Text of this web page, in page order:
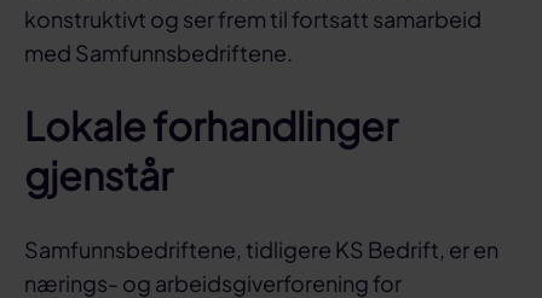
konstruktivt og ser frem til fortsatt samarbeid
med Samfunnsbedriftene.
Lokale forhandlinger
gjenstår
Samfunnsbedriftene, tidligere KS Bedrift, er en
nærings- og arbeidsgiverforening for